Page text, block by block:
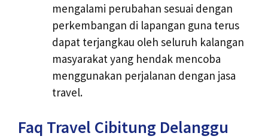
mengalami perubahan sesuai dengan
perkembangan di lapangan guna terus
dapat terjangkau oleh seluruh kalangan
masyarakat yang hendak mencoba
menggunakan perjalanan dengan jasa
travel.
Faq Travel Cibitung Delanggu